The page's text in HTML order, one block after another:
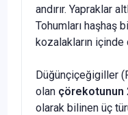
andırır. Yapraklar
To­humları haşhaş
kozalakların içinde
Düğünçiçeğigiller
olan çörekotunun
olarak bilinen üç